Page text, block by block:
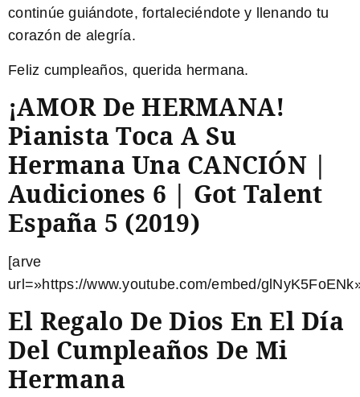
continúe guiándote, fortaleciéndote y llenando tu
corazón de alegría.
Feliz cumpleaños, querida hermana.
¡AMOR De HERMANA!
Pianista Toca A Su
Hermana Una CANCIÓN |
Audiciones 6 | Got Talent
España 5 (2019)
[arve
url=»https://www.youtube.com/embed/
El Regalo De Dios En El Día
Del Cumpleaños De Mi
Hermana